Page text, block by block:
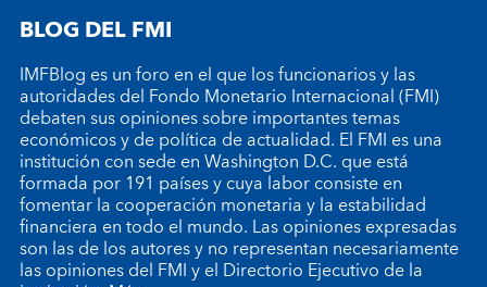
BLOG DEL FMI
IMFBlog es un foro en el que los funcionarios y las
autoridades del Fondo Monetario Internacional (FMI)
debaten sus opiniones sobre importantes temas
económicos y de política de actualidad. El FMI es una
institución con sede en Washington D.C. que está
formada por 191 países y cuya labor consiste en
fomentar la cooperación monetaria y la estabilidad
financiera en todo el mundo. Las opiniones expresadas
son las de los autores y no representan necesariamente
las opiniones del FMI y el Directorio Ejecutivo de la